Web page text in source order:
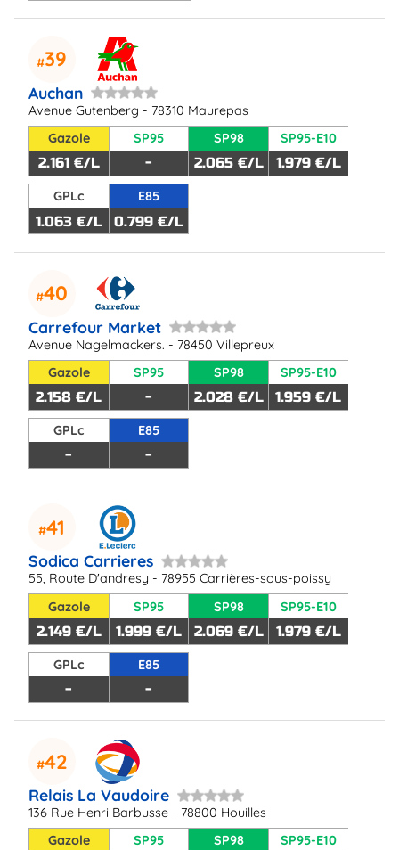
39
Auchan
Avenue Gutenberg - 78310 Maurepas
Gazole
2.161 €/L
SP95
-
SP98
2.065 €/L
SP95-E10
1.979 €/L
GPLc
1.063 €/L
E85
0.799 €/L
40
Carrefour Market
Avenue Nagelmackers. - 78450 Villepreux
Gazole
2.158 €/L
SP95
-
SP98
2.028 €/L
SP95-E10
1.959 €/L
GPLc
-
E85
-
41
Sodica Carrieres
55, Route D'andresy - 78955 Carrières-sous-poissy
Gazole
2.149 €/L
SP95
1.999 €/L
SP98
2.069 €/L
SP95-E10
1.979 €/L
GPLc
-
E85
-
42
Relais La Vaudoire
136 Rue Henri Barbusse - 78800 Houilles
Gazole
SP95 SP98 SP95-E10